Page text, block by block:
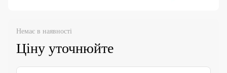
Немає в наявності
Ціну уточнюйте